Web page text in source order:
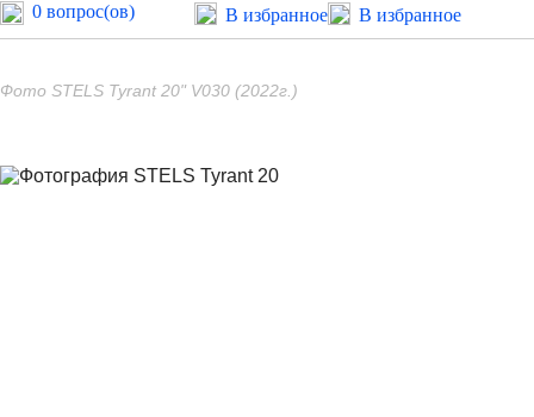
0 вопрос(ов) В избранное В избранное
Фото STELS Tyrant 20" V030 (2022г.)